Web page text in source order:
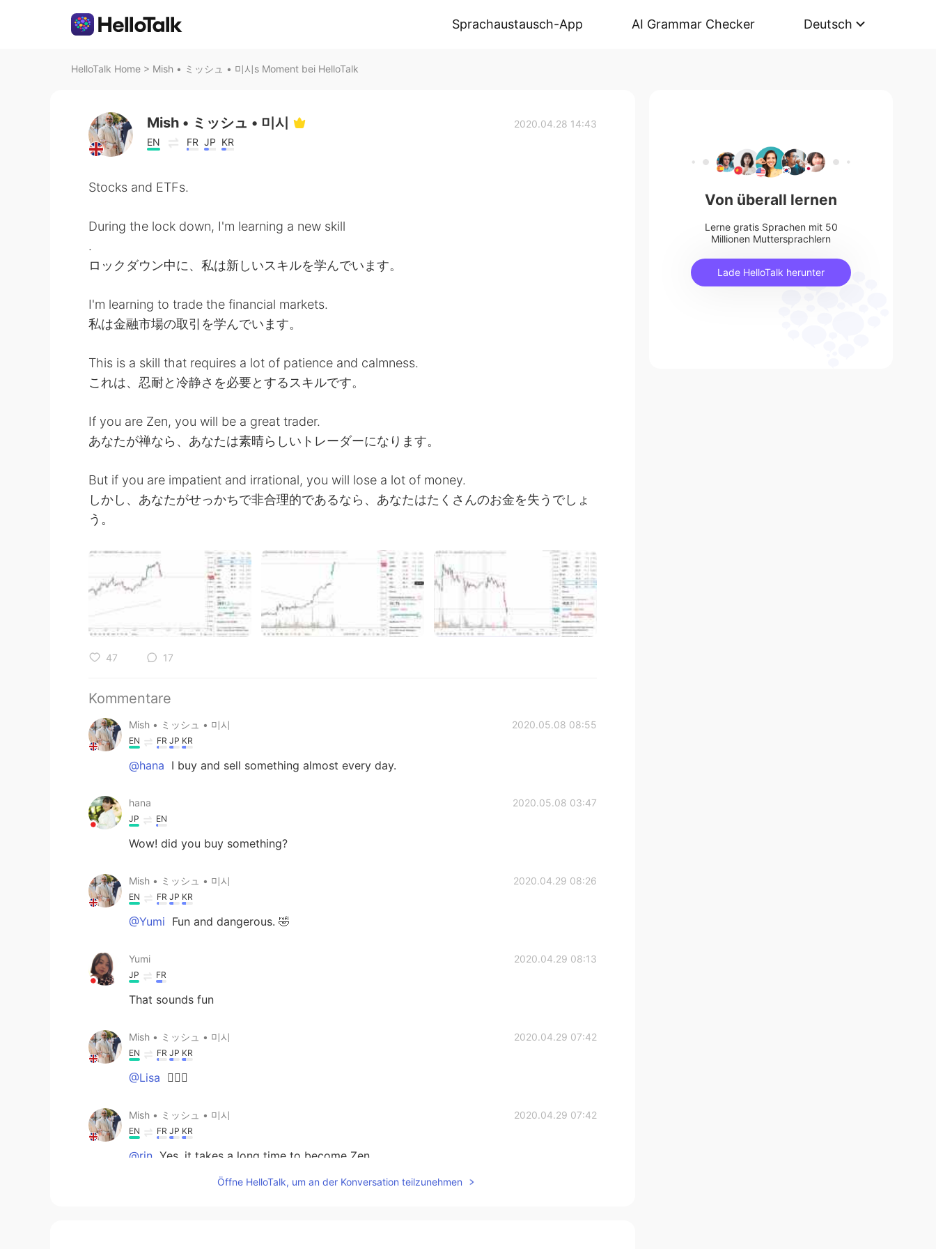
Sprachaustausch-App AI Grammar Checker Deutsch
HelloTalk Home > Mish • ミッシュ • 미시s Moment bei HelloTalk
Mish • ミッシュ • 미시
EN FR JP KR
2020.04.28 14:43
Stocks and ETFs.
During the lock down, I'm learning a new skill
.
ロックダウン中に、私は新しいスキルを学んでいます。
I'm learning to trade the financial markets.
私は金融市場の取引を学んでいます。
This is a skill that requires a lot of patience and calmness.
これは、忍耐と冷静さを必要とするスキルです。
If you are Zen, you will be a great trader.
あなたが禅なら、あなたは素晴らしいトレーダーになります。
But if you are impatient and irrational, you will lose a lot of money.
しかし、あなたがせっかちで非合理的であるなら、あなたはたくさんのお金を失うでしょ
う。
47 17
Kommentare
Mish • ミッシュ • 미시 2020.05.08 08:55
EN FR JP KR
@hana I buy and sell something almost every day.
hana 2020.05.08 03:47
JP EN
Wow! did you buy something?
Mish • ミッシュ • 미시 2020.04.29 08:26
EN FR JP KR
@Yumi Fun and dangerous. 🤣
Yumi 2020.04.29 08:13
JP FR
That sounds fun
Mish • ミッシュ • 미시 2020.04.29 07:42
EN FR JP KR
@Lisa 👍🏽😏
Mish • ミッシュ • 미시 2020.04.29 07:42
EN FR JP KR
@rin Yes, it takes a long time to become Zen.
Öffne HelloTalk, um an der Konversation teilzunehmen
Von überall lernen
Lerne gratis Sprachen mit 50
Millionen Muttersprachlern
Lade HelloTalk herunter